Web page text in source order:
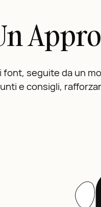
seguite da un
e consigli,